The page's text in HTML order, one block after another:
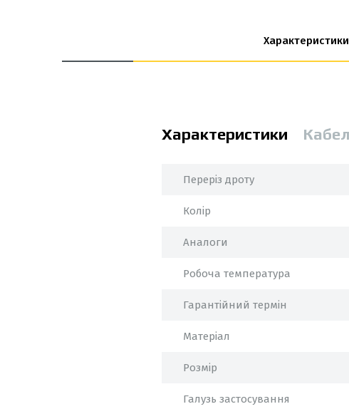
Характеристики
Характеристики
Переріз дроту
Колір
Аналоги
Робоча температура
Гарантійний термін
Матеріал
Розмір
Галузь застосування